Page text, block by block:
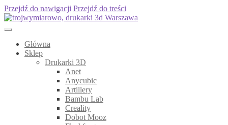
Przejdź do nawigacji Przejdź do treści
Główna
Sklep
Drukarki 3D
Anet
Anycubic
Artillery
Bambu Lab
Creality
Dobot Mooz